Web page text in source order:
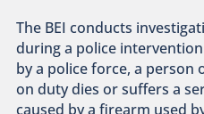
The BEI conducts
during a police
by a police force, a
on duty dies or suffers a
caused by a firearm used